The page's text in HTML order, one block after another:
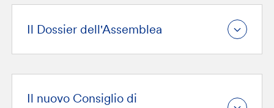
Il Dossier dell'Assemblea
Il nuovo Consiglio di